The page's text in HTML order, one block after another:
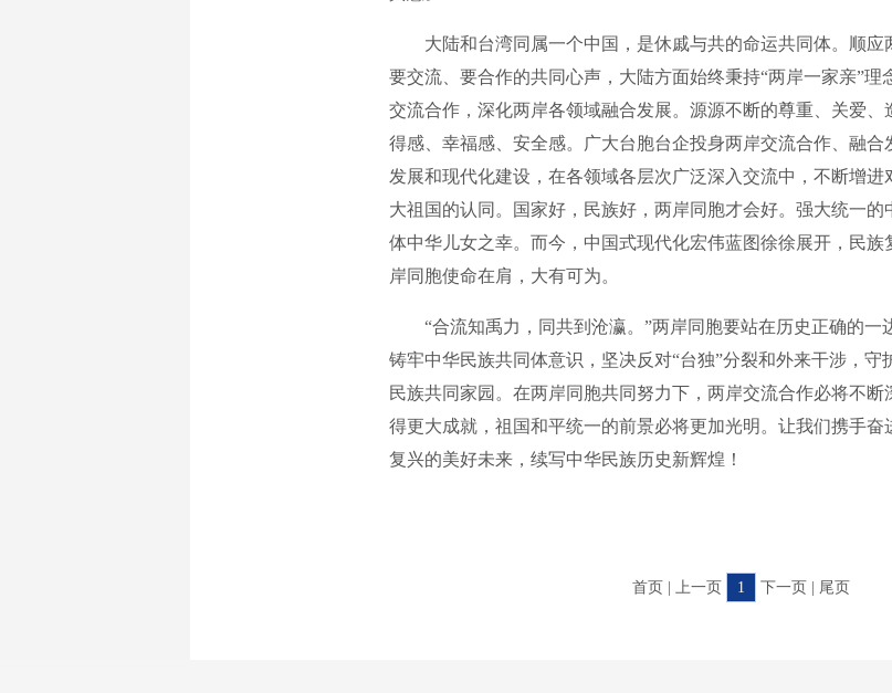
大陆和台湾同属一个中国，是休戚与共的命运共同体。顺应
要交流、要合作的共同心声，大陆方面始终秉持“两岸一家亲”理
交流合作，深化两岸各领域融合发展。源源不断的尊重、关爱
得感、幸福感、安全感。广大台胞台企投身两岸交流合作、融
发展和现代化建设，在各领域各层次广泛深入交流中，不断增
大祖国的认同。国家好，民族好，两岸同胞才会好。强大统一的
体中华儿女之幸。而今，中国式现代化宏伟蓝图徐徐展开，民
岸同胞使命在肩，大有可为。
“合流知禹力，同共到沧瀛。”两岸同胞要站在历史正确的一
铸牢中华民族共同体意识，坚决反对“台独”分裂和外来干涉，守
民族共同家园。在两岸同胞共同努力下，两岸交流合作必将不断
得更大成就，祖国和平统一的前景必将更加光明。让我们携手奋
复兴的美好未来，续写中华民族历史新辉煌！
首页 | 上一页 1 下一页 | 尾页